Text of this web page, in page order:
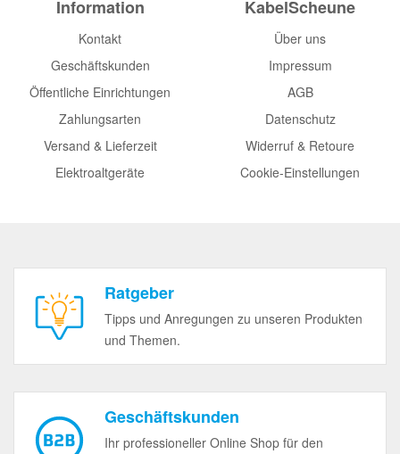
Information
Kontakt
Geschäftskunden
Öffentliche Einrichtungen
Zahlungsarten
Versand & Lieferzeit
Elektroaltgeräte
KabelScheune
Über uns
Impressum
AGB
Datenschutz
Widerruf & Retoure
Cookie-Einstellungen
Ratgeber
Tipps und Anregungen zu unseren Produkten
und Themen.
Geschäftskunden
Ihr professioneller Online Shop für den